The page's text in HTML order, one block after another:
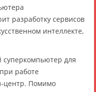
разработку сервисов
интеллекте,
суперкомпьютер для
работе
центр. Помимо